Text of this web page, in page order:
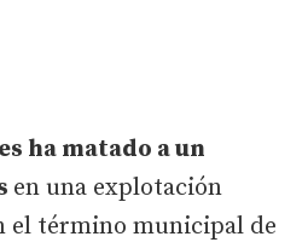
ha matado a un
en una explotación
el término municipal de